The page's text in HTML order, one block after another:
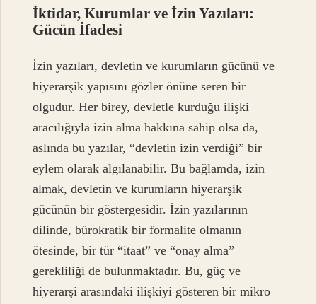
İktidar, Kurumlar ve İzin Yazıları:
Gücün İfadesi
İzin yazıları, devletin ve kurumların gücünü ve
hiyerarşik yapısını gözler önüne seren bir
olgudur. Her birey, devletle kurduğu ilişki
aracılığıyla izin alma hakkına sahip olsa da,
aslında bu yazılar, “devletin izin verdiği” bir
eylem olarak algılanabilir. Bu bağlamda, izin
almak, devletin ve kurumların hiyerarşik
gücünün bir göstergesidir. İzin yazılarının
dilinde, bürokratik bir formalite olmanın
ötesinde, bir tür “itaat” ve “onay alma”
gerekliliği de bulunmaktadır. Bu, güç ve
hiyerarşi arasındaki ilişkiyi gösteren bir mikro